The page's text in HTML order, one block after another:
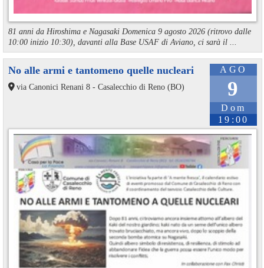
81 anni da Hiroshima e Nagasaki Domenica 9 agosto 2026 (ritrovo dalle
10:00 inizio 10:30), davanti alla Base USAF di Aviano, ci sarà il ...
AGO
9
Dom
19:00
No alle armi e tantomeno quelle nucleari
via Canonici Renani 8 - Casalecchio di Reno (BO)